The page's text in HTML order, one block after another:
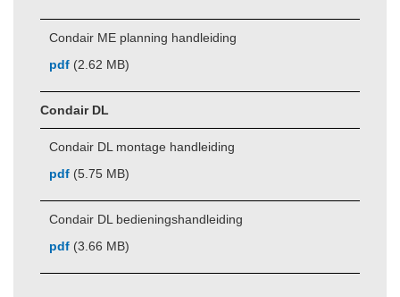
Condair ME planning handleiding
pdf (2.62 MB)
Condair DL
Condair DL montage handleiding
pdf (5.75 MB)
Condair DL bedieningshandleiding
pdf (3.66 MB)